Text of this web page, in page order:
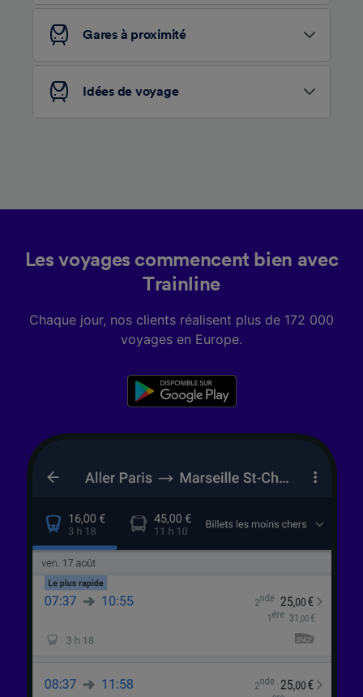
Gares à proximité
Idées de voyage
Les voyages commencent bien avec
Trainline
Chaque jour, nos clients réalisent plus de 172 000
voyages en Europe.
Liste de nos partenaires (fournisseurs)